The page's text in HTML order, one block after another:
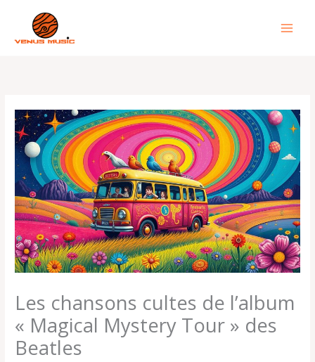
contenu
Les chansons cultes de l’album
« Magical Mystery Tour » des
Beatles